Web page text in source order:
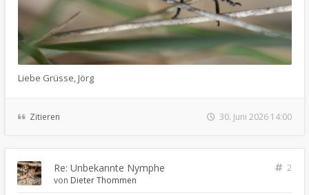
Liebe Grüsse, Jörg
Zitieren 30. Juni 2026 14:00
Re: Unbekannte Nymphe
2
von Dieter Thommen